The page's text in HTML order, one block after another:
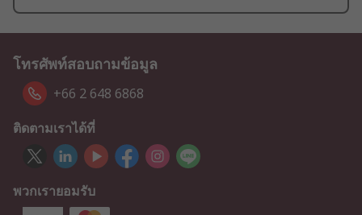
โทรศัพท์สอบถามข้อมูล
+66 2 648 6868
ติดตามเราได้ที่
พวกเรายอมรับ